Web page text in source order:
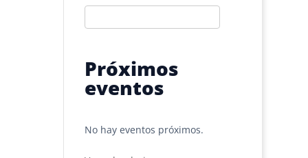
Próximos
eventos
No hay eventos próximos.